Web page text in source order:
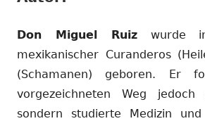
Don Miguel Ruizwurde
mexikanischer Curanderos
(Schamanen) geboren. Er
vorgezeichneten Weg jedoch
sondern studierte Medizin